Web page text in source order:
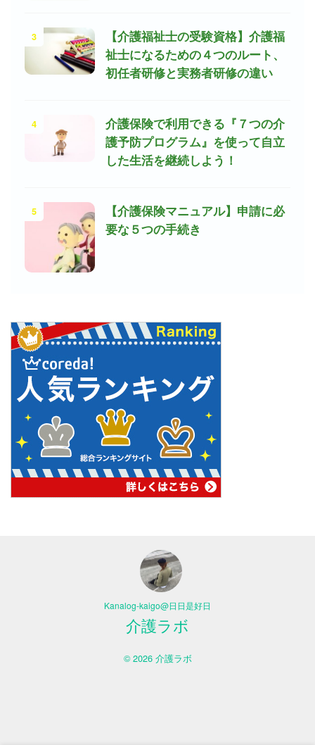
3
【介護福祉士の受験資格】介護福
祉士になるための４つのルート、
初任者研修と実務者研修の違い
4
介護保険で利用できる『７つの介
護予防プログラム』を使って自立
した生活を継続しよう！
5
【介護保険マニュアル】申請に必
要な５つの手続き
Kanalog-kaigo@日日是好日
介護ラボ
© 2026 介護ラボ